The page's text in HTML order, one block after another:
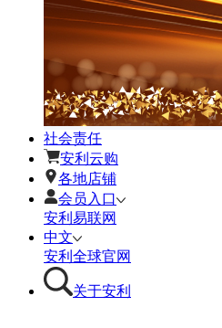
社会责任
安利云购
各地店铺
会员入口
安利易联网
中文
安利全球官网
关于安利